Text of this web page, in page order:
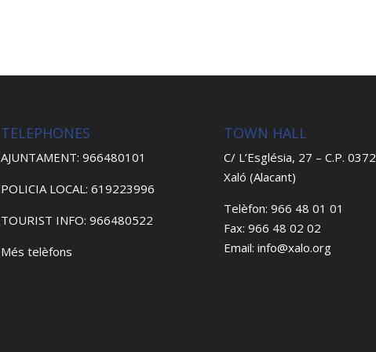
TELEPHONES
AJUNTAMENT: 966480101
POLICIA LOCAL: 619223996
TOURIST INFO: 966480522
Més telèfons
TOWN HALL
C/ L’Església, 27 – C.P.
Xaló (Alacant)
Telèfon: 966 48 01 01
Fax: 966 48 02 02
Email: info@xalo.org